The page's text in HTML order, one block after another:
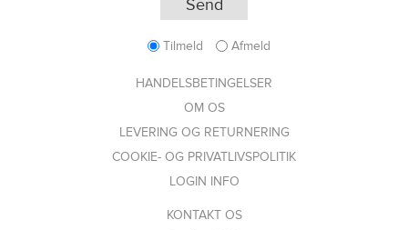
Tilmeld Afmeld
HANDELSBETINGELSER
OM OS
LEVERING OG RETURNERING
COOKIE- OG PRIVATLIVSPOLITIK
LOGIN INFO
KONTAKT OS